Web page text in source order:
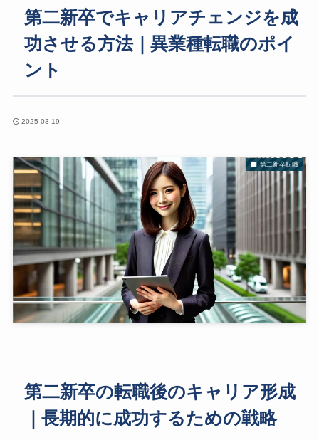
第二新卒でキャリアチェンジを成
功させる方法｜異業種転職のポイ
ント
2025-03-19
第二新卒転職
第二新卒の転職後のキャリア形成
｜長期的に成功するための戦略